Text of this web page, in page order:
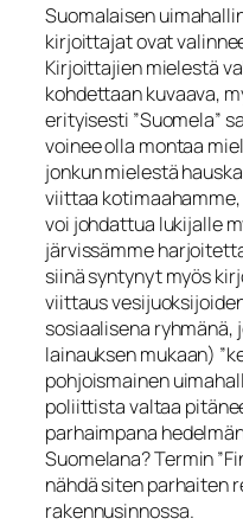
Suomalaisen
kirjoittajat ovat
Kirjoittajien mielestä
kohdettaan kuvaava,
erityisesti ”Suomela”
voinee olla montaa
jonkun mielestä
viittaa
voi johdattua lukijalle
järvissämme
siinä syntynyt myös
viittaus
sosiaalisena ryhmänä,
lainauksen mukaan)
pohjoismainen
poliittista valtaa
parhaimpana
Suomelana? Termin
nähdä siten parhaiten
rakennusinnossa.